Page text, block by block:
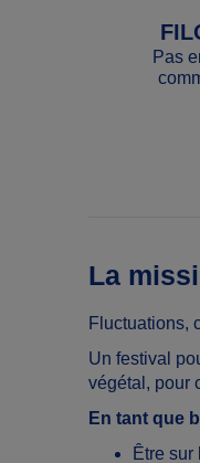
Pas
La
Fluctuations,
Un festival
végétal, pour
En tant que
Être